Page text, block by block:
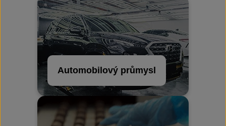
Automobilový průmysl